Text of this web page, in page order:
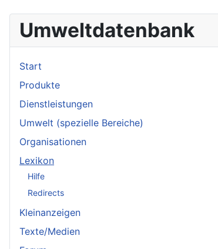
Umweltdatenbank
Start
Produkte
Dienstleistungen
Umwelt (spezielle Bereiche)
Organisationen
Lexikon
Hilfe
Redirects
Kleinanzeigen
Texte/Medien